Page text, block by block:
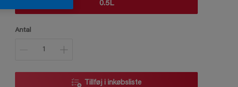
0.5L
Antal
Tillføj i inkøbsliste